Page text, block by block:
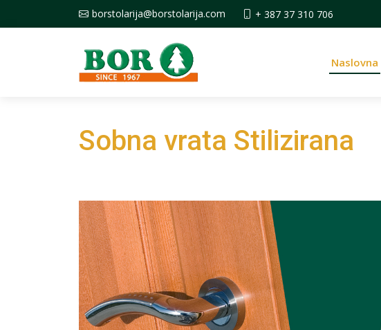
borstolarija@borstolarija.com + 387 37 310 706
Naslovna
Sobna vrata Stilizirana